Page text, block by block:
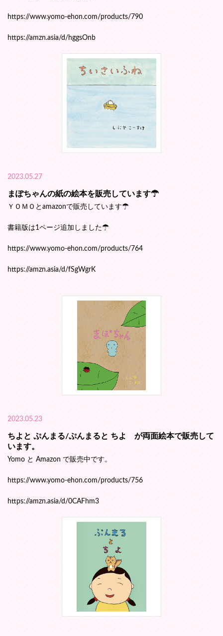
https://www.yomo-ehon.com/products/790
https://amzn.asia/d/hggsOnb
2023.05.27
まぽちゃんの紙の絵本を販売しています☂
ＹＯＭＯとamazonで販売しています☂
書籍版は1ページ追加しました☂
https://www.yomo-ehon.com/products/764
https://amzn.asia/d/fSgWgrK
2023.05.23
ちよと ぷんまる/ぷんまると ちよ が両面絵本で販売して
います。
Yomo と Amazon で販売中です。
https://www.yomo-ehon.com/products/756
https://amzn.asia/d/0CAFhm3